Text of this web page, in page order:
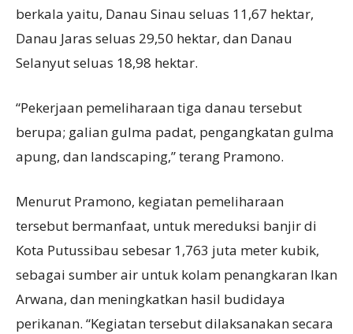
berkala yaitu, Danau Sinau seluas 11,67 hektar,
Danau Jaras seluas 29,50 hektar, dan Danau
Selanyut seluas 18,98 hektar.
“Pekerjaan pemeliharaan tiga danau tersebut
berupa; galian gulma padat, pengangkatan gulma
apung, dan landscaping,” terang Pramono.
Menurut Pramono, kegiatan pemeliharaan
tersebut bermanfaat, untuk mereduksi banjir di
Kota Putussibau sebesar 1,763 juta meter kubik,
sebagai sumber air untuk kolam penangkaran Ikan
Arwana, dan meningkatkan hasil budidaya
perikanan. “Kegiatan tersebut dilaksanakan secara